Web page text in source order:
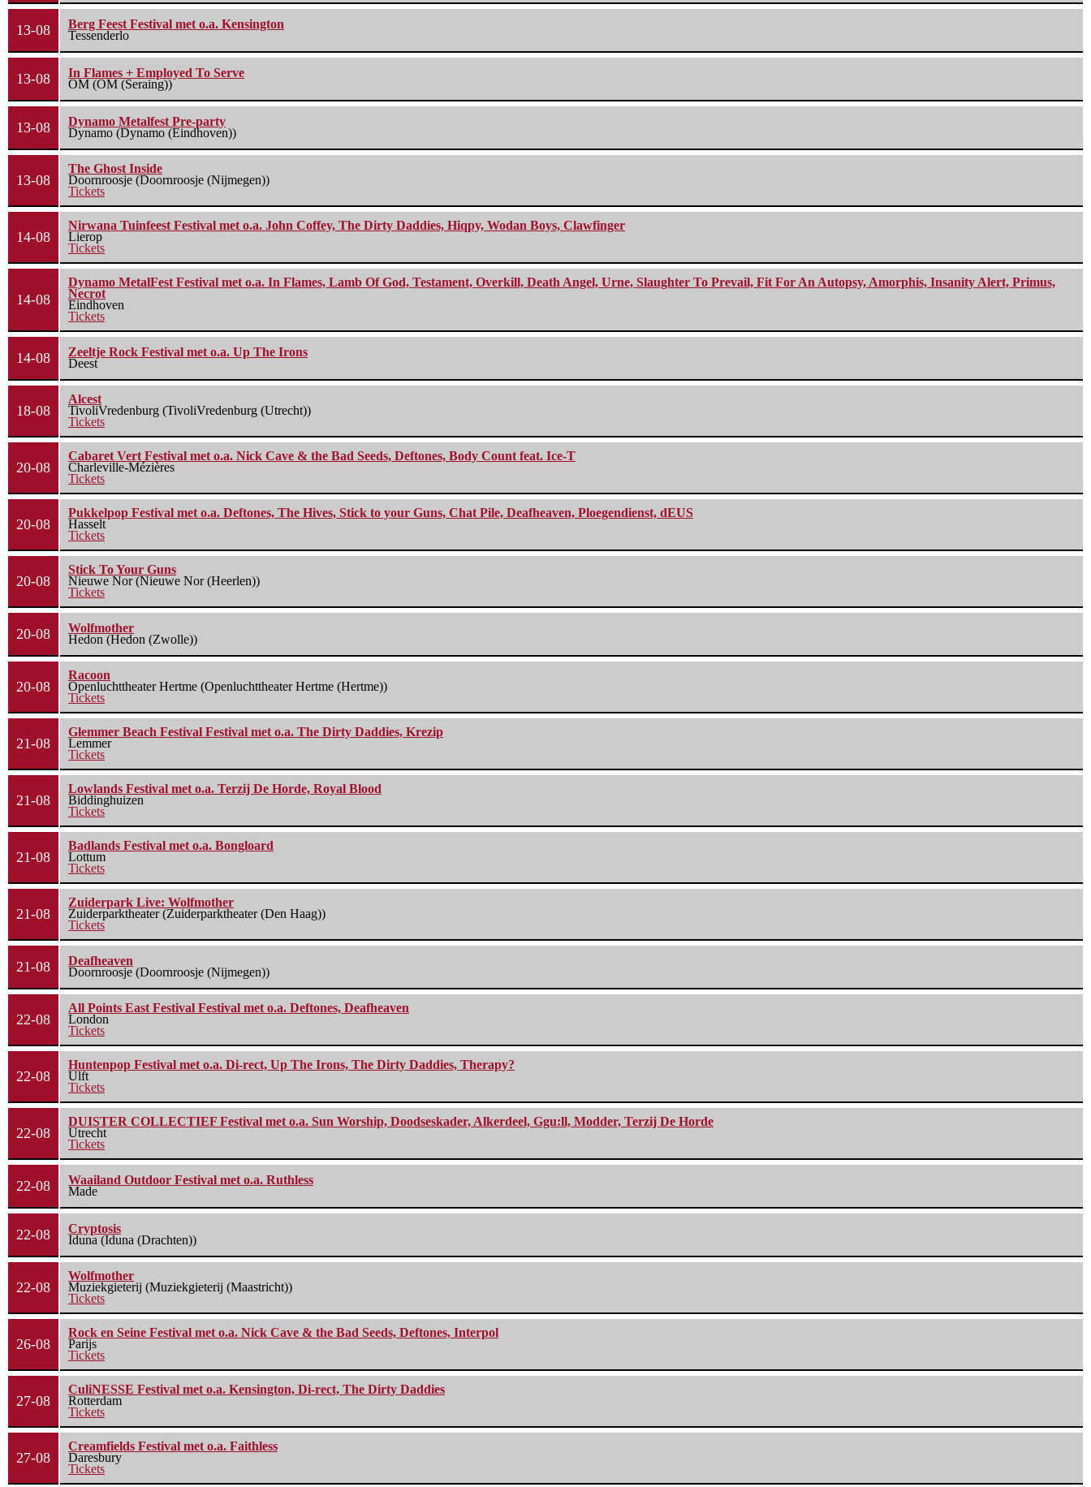
13-08
Berg Feest Festival met o.a. Kensington
Tessenderlo
13-08
In Flames + Employed To Serve
OM (OM (Seraing))
13-08
Dynamo Metalfest Pre-party
Dynamo (Dynamo (Eindhoven))
13-08
The Ghost Inside
Doornroosje (Doornroosje (Nijmegen))
Tickets
14-08
Nirwana Tuinfeest Festival met o.a. John Coffey, The Dirty Daddies, Hiqpy, Wodan Boys, Clawfinger
Lierop
Tickets
14-08
Dynamo MetalFest Festival met o.a. In Flames, Lamb Of God, Testament, Overkill, Death Angel, Urne, Slaughter To Prevail, Fit For An Autopsy, Amorphis, Insanity Alert, Primus,
Necrot
Eindhoven
Tickets
14-08
Zeeltje Rock Festival met o.a. Up The Irons
Deest
18-08
Alcest
TivoliVredenburg (TivoliVredenburg (Utrecht))
Tickets
20-08
Cabaret Vert Festival met o.a. Nick Cave & the Bad Seeds, Deftones, Body Count feat. Ice-T
Charleville-Mézières
Tickets
20-08
Pukkelpop Festival met o.a. Deftones, The Hives, Stick to your Guns, Chat Pile, Deafheaven, Ploegendienst, dEUS
Hasselt
Tickets
20-08
Stick To Your Guns
Nieuwe Nor (Nieuwe Nor (Heerlen))
Tickets
20-08
Wolfmother
Hedon (Hedon (Zwolle))
20-08
Racoon
Openluchttheater Hertme (Openluchttheater Hertme (Hertme))
Tickets
21-08
Glemmer Beach Festival Festival met o.a. The Dirty Daddies, Krezip
Lemmer
Tickets
21-08
Lowlands Festival met o.a. Terzij De Horde, Royal Blood
Biddinghuizen
Tickets
21-08
Badlands Festival met o.a. Bongloard
Lottum
Tickets
21-08
Zuiderpark Live: Wolfmother
Zuiderparktheater (Zuiderparktheater (Den Haag))
Tickets
21-08
Deafheaven
Doornroosje (Doornroosje (Nijmegen))
22-08
All Points East Festival Festival met o.a. Deftones, Deafheaven
London
Tickets
22-08
Huntenpop Festival met o.a. Di-rect, Up The Irons, The Dirty Daddies, Therapy?
Ulft
Tickets
22-08
DUISTER COLLECTIEF Festival met o.a. Sun Worship, Doodseskader, Alkerdeel, Ggu:ll, Modder, Terzij De Horde
Utrecht
Tickets
22-08
Waailand Outdoor Festival met o.a. Ruthless
Made
22-08
Cryptosis
Iduna (Iduna (Drachten))
22-08
Wolfmother
Muziekgieterij (Muziekgieterij (Maastricht))
Tickets
26-08
Rock en Seine Festival met o.a. Nick Cave & the Bad Seeds, Deftones, Interpol
Parijs
Tickets
27-08
CuliNESSE Festival met o.a. Kensington, Di-rect, The Dirty Daddies
Rotterdam
Tickets
27-08
Creamfields Festival met o.a. Faithless
Daresbury
Tickets